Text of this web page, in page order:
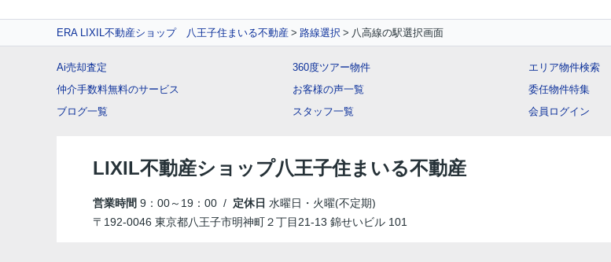
ERA LIXIL不動産ショップ 八王子住まいる不動産 路線選択 八高線の駅選択画面
Ai売却査定
仲介手数料無料のサービス
ブログ一覧
360度ツアー物件
お客様の声一覧
スタッフ一覧
エリア物件検索
委任物件特集
会員ログイン
LIXIL不動産ショップ八王子住まいる不動産
営業時間 9：00～19：00 / 定休日 水曜日・火曜(不定期)
〒192-0046 東京都八王子市明神町２丁目21-13 錦せいビル 101